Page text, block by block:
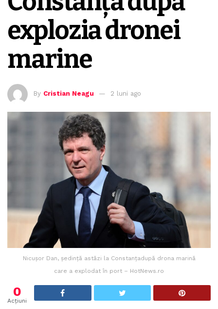
explozia dronei
marine
By Cristian Neagu 2 luni ago
Nicuşor Dan, şedinţă astăzi la Constanţadupă drona marină
care a explodat în port – HotNews.ro
0
Acțiuni